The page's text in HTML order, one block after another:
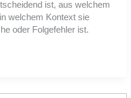
ist, aus welchem
welchem Kontext sie
oder Folgefehler ist.